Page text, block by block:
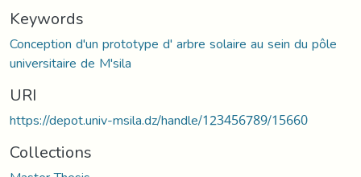
Keywords
Conception d'un prototype d' arbre solaire au sein du pôle
universitaire de M'sila
URI
https://depot.univ-msila.dz/handle/123456789/15660
Collections